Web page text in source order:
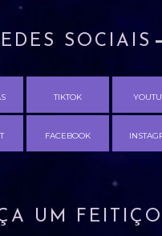
SOCIAIS
TIKTOK
FACEBOOK
UM